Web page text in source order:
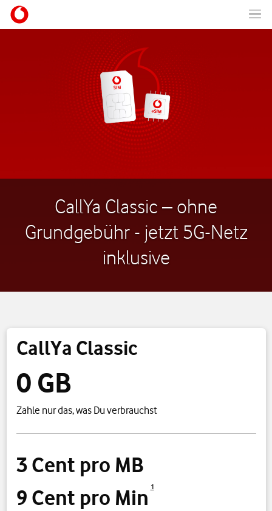
CallYa Classic – ohne
Grundgebühr - jetzt 5G-Netz
inklusive
CallYa Classic
0 GB
Zahle nur das, was Du verbrauchst
3 Cent pro MB
9 Cent pro Min 1